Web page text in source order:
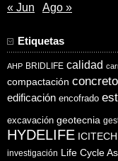
« Jun Ago »
Etiquetas
AHP BRIDLIFE calidad
compactación concreto
edificación encofrado
excavación geotecnia
HYDELIFE ICITECH
investigación Life Cycle